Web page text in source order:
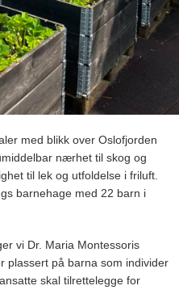
med blikk over Oslofjorden
nærhet til skog og
til lek og utfoldelse i friluft.
barnehage med 22 barn i
vi Dr. Maria Montessoris
plassert på barna som individer
skal tilrettelegge for